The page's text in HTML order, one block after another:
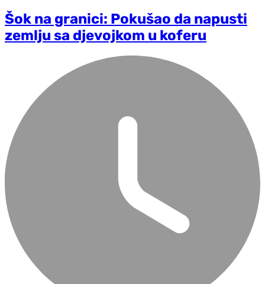
Šok na granici: Pokušao da napusti
zemlju sa djevojkom u koferu